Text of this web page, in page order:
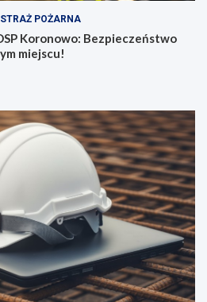
STRAŻ POŻARNA
Koronowo: Bezpieczeństwo
miejscu!